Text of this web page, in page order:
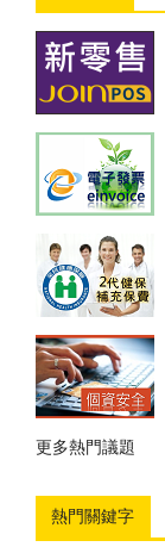
更多熱門議題
熱門關鍵字